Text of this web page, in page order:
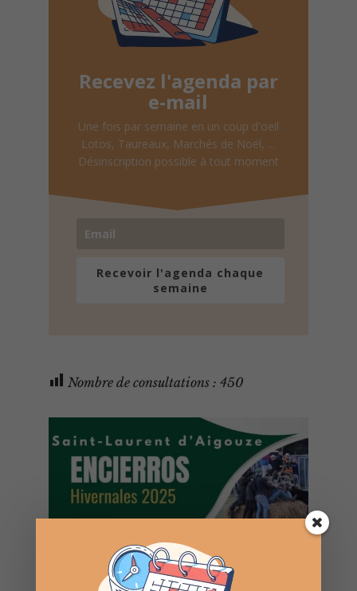
Recevez l'agenda par
e-mail
Une fois par semaine en un coup d'oeil
Lotos, Taureaux, Marchés de Noël, ...
Désinscription possible à tout moment
Recevoir l'agenda chaque
semaine
Nombre de consultations : 450